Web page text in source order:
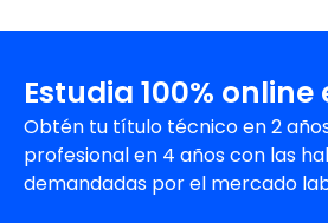
Estudia 100% online
Obtén tu título técnico en 2
profesional en 4 años con las
demandadas por el mercado